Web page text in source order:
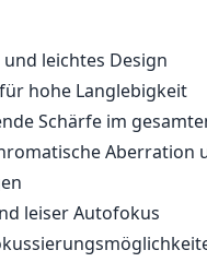
von f/3.5 könnte
nicht ausreichen
im Vergleich zu anderen
Zoombereich
8mm F3.5 R WR ist